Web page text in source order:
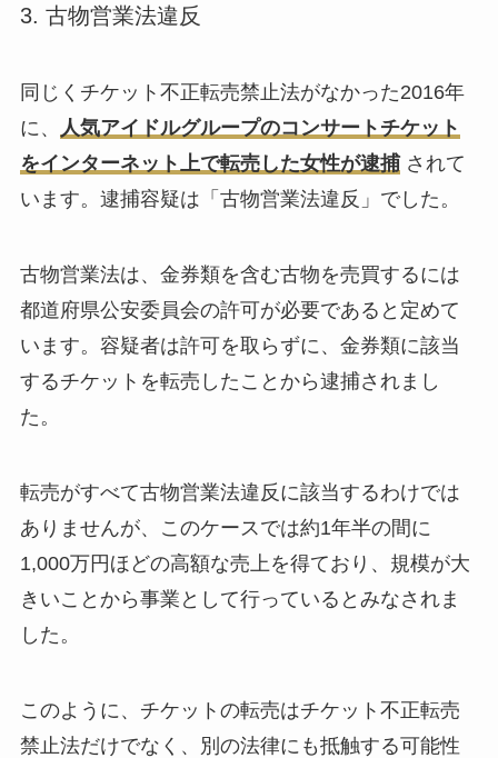
3. 古物営業法違反
同じくチケット不正転売禁止法がなかった2016年
に、
人気アイドルグループのコンサートチケット
をインターネット上で転売した女性が逮捕されて
います。逮捕容疑は「古物営業法違反」でした。
古物営業法は、金券類を含む古物を売買するには
都道府県公安委員会の許可が必要であると定めて
います。容疑者は許可を取らずに、金券類に該当
するチケットを転売したことから逮捕されまし
た。
転売がすべて古物営業法違反に該当するわけでは
ありませんが、このケースでは約1年半の間に
1,000万円ほどの高額な売上を得ており、規模が大
きいことから事業として行っているとみなされま
した。
このように、チケットの転売はチケット不正転売
禁止法だけでなく、別の法律にも抵触する可能性